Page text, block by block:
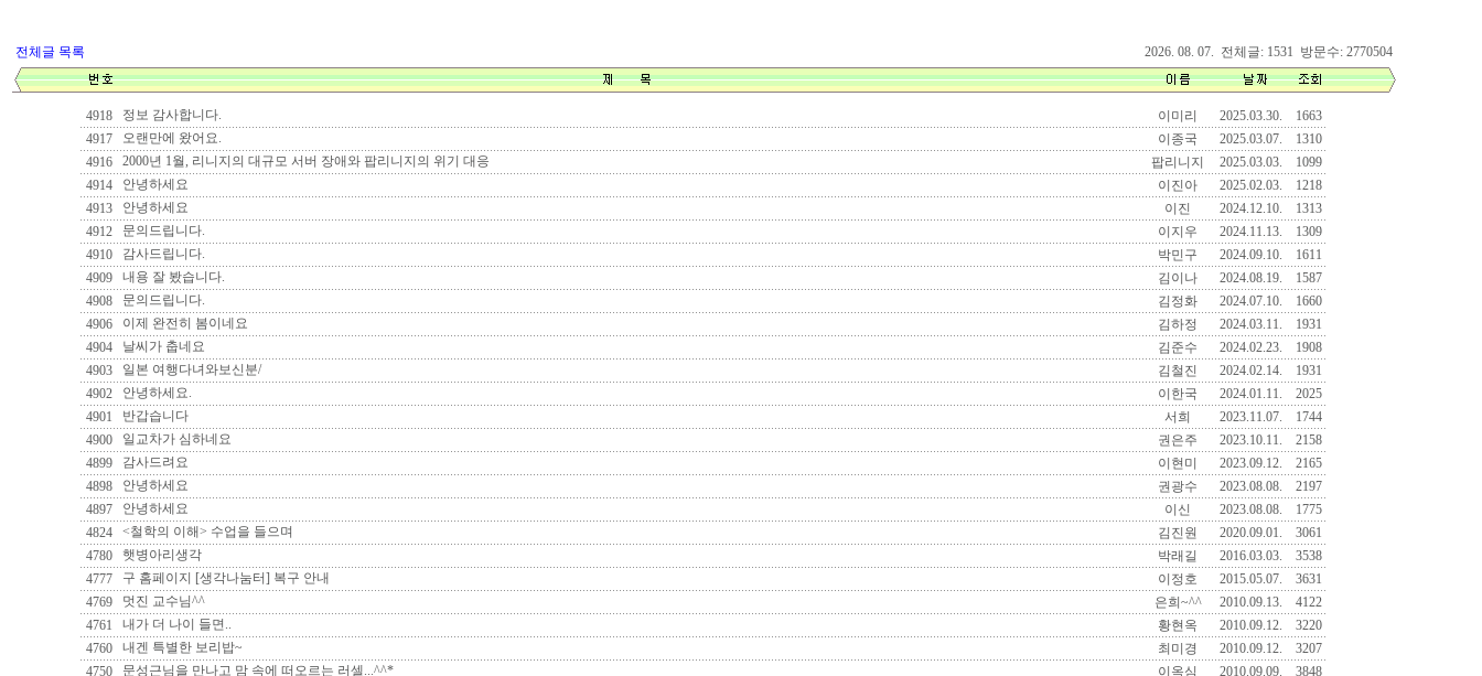
전체글 목록 2026. 08. 07. 전체글: 1531 방문수: 2770504
4918 정보 감사합니다. 이미리 2025.03.30.
1663
4917
오랜만에 왔어요. 이종국 2025.03.07.
1310
4916
2000년 1월, 리니지의 대규모 서버 장애와 팝리니지의 위기 대응 팝리니지 2025.03.03.
1099
4914
안녕하세요 이진아 2025.02.03.
1218
4913
안녕하세요 이진 2024.12.10.
1313
4912
문의드립니다. 이지우 2024.11.13.
1309
4910
감사드립니다. 박민구 2024.09.10.
1611
4909
내용 잘 봤습니다. 김이나 2024.08.19.
1587
4908
문의드립니다. 김정화 2024.07.10.
1660
4906
이제 완전히 봄이네요 김하정 2024.03.11.
1931
4904
날씨가 춥네요 김준수 2024.02.23.
1908
4903
일본 여행다녀와보신분/ 김철진 2024.02.14.
1931
4902
안녕하세요. 이한국 2024.01.11.
2025
4901
반갑습니다 서희 2023.11.07.
1744
4900
일교차가 심하네요 권은주 2023.10.11.
2158
4899
감사드려요 이현미 2023.09.12.
2165
4898
안녕하세요 권광수 2023.08.08.
2197
4897
안녕하세요 이신 2023.08.08.
1775
4824
<철학의 이해> 수업을 들으며 김진원 2020.09.01.
3061
4780
햇병아리생각 박래길 2016.03.03.
3538
4777
구 홈페이지 [생각나눔터] 복구 안내 이정호 2015.05.07.
3631
4769
멋진 교수님^^ 은희~^^ 2010.09.13.
4122
4761
내가 더 나이 들면.. 황현옥 2010.09.12.
3220
4760
내겐 특별한 보리밥~ 최미경 2010.09.12.
3207
4750
문성근님을 만나고 맘 속에 떠오르는 러셀...^^* 이옥심 2010.09.09. 3848